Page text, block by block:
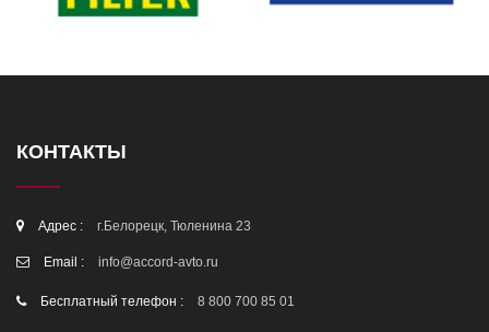
КОНТАКТЫ
Адрес : г.Белорецк, Тюленина 23
Email : info@accord-avto.ru
Бесплатный телефон : 8 800 700 85 01